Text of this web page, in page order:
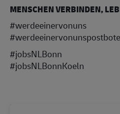
MENSCHEN VERBINDEN,
#werdeeinervonuns
#werdeeinervonunspostbote
#jobsNLBonn
#jobsNLBonnKoeln